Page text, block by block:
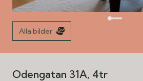
Alla bilder
Odengatan 31A, 4tr